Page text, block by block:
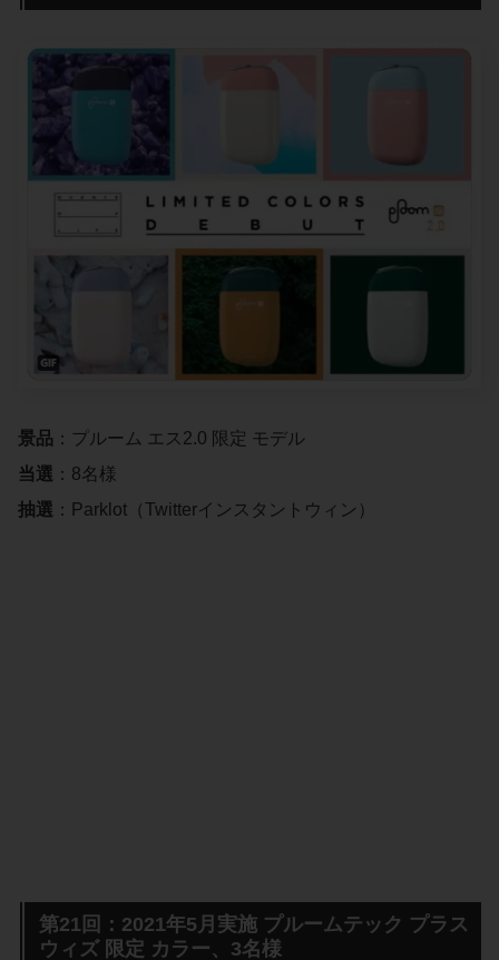
景品 ：プルーム エス2.0 限定 モデル
当選 ：8名様
抽選 ：Parklot（Twitterインスタントウィン）
第21回：2021年5月実施 プルームテック プラス
ウィズ 限定 カラー、3名様